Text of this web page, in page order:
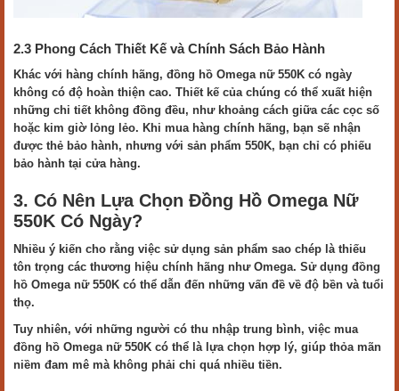
2.3 Phong Cách Thiết Kế và Chính Sách Bảo Hành
Khác với hàng chính hãng, đồng hồ Omega nữ 550K có ngày
không có độ hoàn thiện cao. Thiết kế của chúng có thể xuất hiện
những chi tiết không đồng đều, như khoảng cách giữa các cọc số
hoặc kim giờ lỏng lẻo. Khi mua hàng chính hãng, bạn sẽ nhận
được thẻ bảo hành, nhưng với sản phẩm 550K, bạn chỉ có phiếu
bảo hành tại cửa hàng.
3. Có Nên Lựa Chọn Đồng Hồ Omega Nữ
550K Có Ngày?
Nhiều ý kiến cho rằng việc sử dụng sản phẩm sao chép là thiếu
tôn trọng các thương hiệu chính hãng như Omega. Sử dụng đồng
hồ Omega nữ 550K có thể dẫn đến những vấn đề về độ bền và tuổi
thọ.
Tuy nhiên, với những người có thu nhập trung bình, việc mua
đồng hồ Omega nữ 550K có thể là lựa chọn hợp lý, giúp thỏa mãn
niềm đam mê mà không phải chi quá nhiều tiền.